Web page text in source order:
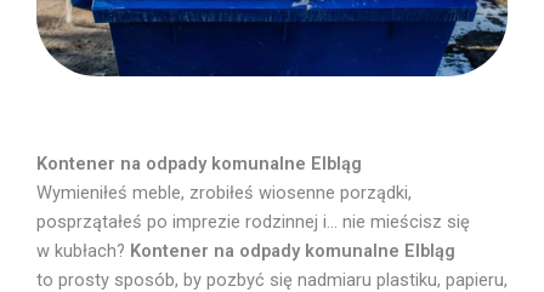
Kontener na odpady komunalne Elbląg
Wymieniłeś meble, zrobiłeś wiosenne porządki,
posprzątałeś po imprezie rodzinnej i… nie mieścisz się
w kubłach? Kontener na odpady komunalne Elbląg
to prosty sposób, by pozbyć się nadmiaru plastiku, papieru,